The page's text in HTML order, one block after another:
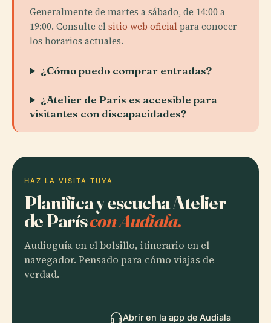
Generalmente de martes a sábado, de 14:00 a
19:00. Consulte elsitio web oficialpara conocer
los horarios actuales.
¿Cómo puedo comprar entradas?
¿Atelier de Paris es accesible para
visitantes con discapacidades?
HAZ LA VISITA TUYA
Planifica y escucha Atelier
de Paríscon Audiala.
Audioguía en el bolsillo, itinerario en el
navegador. Pensado para cómo viajas de
verdad.
Abrir en la app de Audiala